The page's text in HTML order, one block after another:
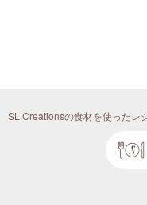
SL Creationsの食材を使ったレ